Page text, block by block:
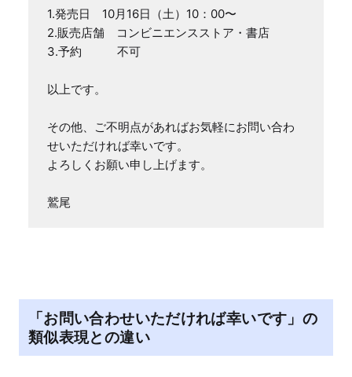
1.発売日　10月16日（土）10：00〜
2.販売店舗　コンビニエンスストア・書店
3.予約　　　不可
以上です。
その他、ご不明点があればお気軽にお問い合わ
せいただければ幸いです。
よろしくお願い申し上げます。
鷲尾
「お問い合わせいただければ幸いです」の
類似表現との違い